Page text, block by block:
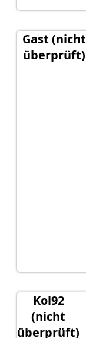
Gast (nicht
überprüft)
Kol92
(nicht
überprüft)